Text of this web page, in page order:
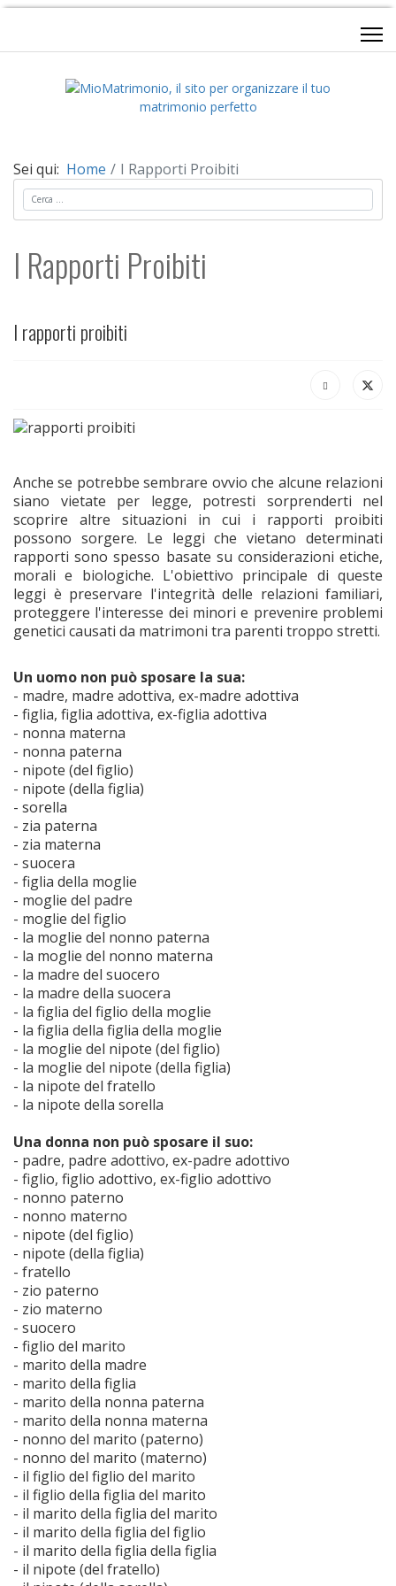
Sei qui: Home I Rapporti Proibiti
Cerca
I Rapporti Proibiti
I rapporti proibiti
Anche se potrebbe sembrare ovvio che alcune relazioni
siano vietate per legge, potresti sorprenderti nel
scoprire altre situazioni in cui i rapporti proibiti
possono sorgere. Le leggi che vietano determinati
rapporti sono spesso basate su considerazioni etiche,
morali e biologiche. L'obiettivo principale di queste
leggi è preservare l'integrità delle relazioni familiari,
proteggere l'interesse dei minori e prevenire problemi
genetici causati da matrimoni tra parenti troppo stretti.
Un uomo non può sposare la sua:
- madre, madre adottiva, ex-madre adottiva
- figlia, figlia adottiva, ex-figlia adottiva
- nonna materna
- nonna paterna
- nipote (del figlio)
- nipote (della figlia)
- sorella
- zia paterna
- zia materna
- suocera
- figlia della moglie
- moglie del padre
- moglie del figlio
- la moglie del nonno paterna
- la moglie del nonno materna
- la madre del suocero
- la madre della suocera
- la figlia del figlio della moglie
- la figlia della figlia della moglie
- la moglie del nipote (del figlio)
- la moglie del nipote (della figlia)
- la nipote del fratello
- la nipote della sorella
Una donna non può sposare il suo:
- padre, padre adottivo, ex-padre adottivo
- figlio, figlio adottivo, ex-figlio adottivo
- nonno paterno
- nonno materno
- nipote (del figlio)
- nipote (della figlia)
- fratello
- zio paterno
- zio materno
- suocero
- figlio del marito
- marito della madre
- marito della figlia
- marito della nonna paterna
- marito della nonna materna
- nonno del marito (paterno)
- nonno del marito (materno)
- il figlio del figlio del marito
- il figlio della figlia del marito
- il marito della figlia del marito
- il marito della figlia del figlio
- il marito della figlia della figlia
- il nipote (del fratello)